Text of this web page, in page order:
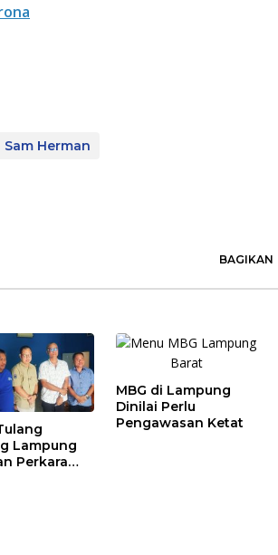
Sam Herman
BAGIKAN
Lampung
Perkara
MBG di Lampung
Dinilai Perlu
Pengawasan Ketat